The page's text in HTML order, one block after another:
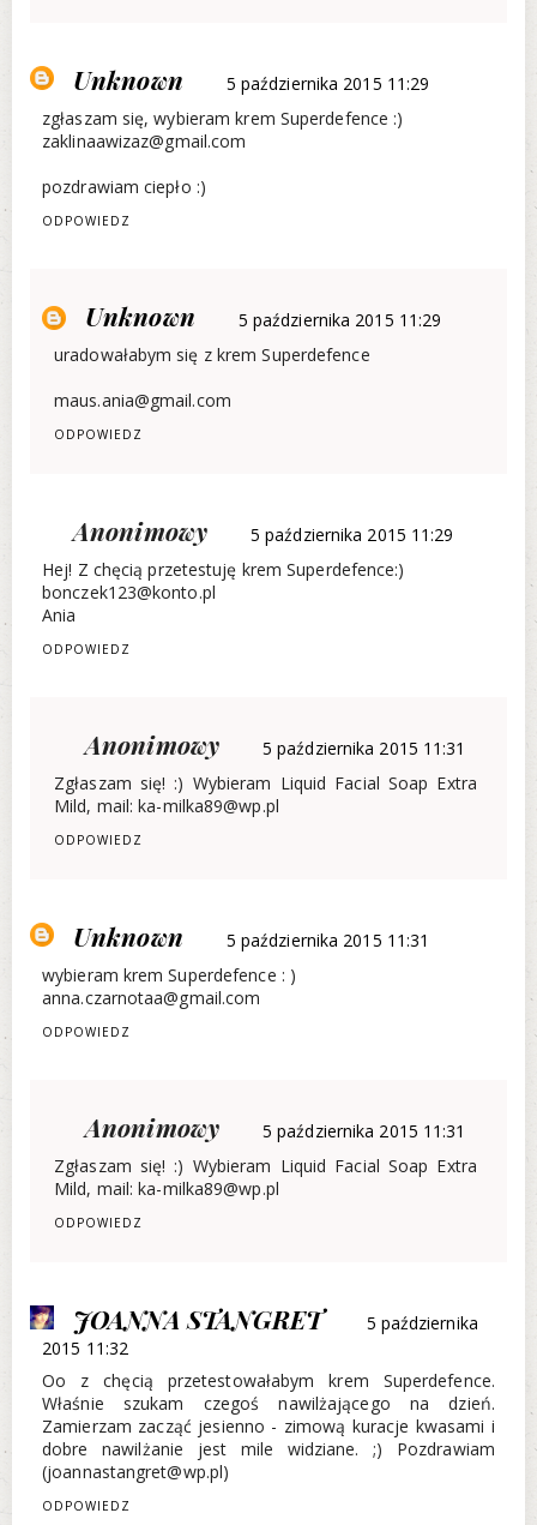
Unknown
5 października 2015 11:29
zgłaszam się, wybieram krem Superdefence :)
zaklinaawizaz@gmail.com
pozdrawiam ciepło :)
ODPOWIEDZ
Unknown
5 października 2015 11:29
uradowałabym się z krem Superdefence
maus.ania@gmail.com
ODPOWIEDZ
Anonimowy
5 października 2015 11:29
Hej! Z chęcią przetestuję krem Superdefence:)
bonczek123@konto.pl
Ania
ODPOWIEDZ
Anonimowy
5 października 2015 11:31
Zgłaszam się! :) Wybieram Liquid Facial Soap Extra
Mild, mail: ka-milka89@wp.pl
ODPOWIEDZ
Unknown
5 października 2015 11:31
wybieram krem Superdefence : )
anna.czarnotaa@gmail.com
ODPOWIEDZ
Anonimowy
5 października 2015 11:31
Zgłaszam się! :) Wybieram Liquid Facial Soap Extra
Mild, mail: ka-milka89@wp.pl
ODPOWIEDZ
JOANNA STANGRET
5 października
2015 11:32
Oo z chęcią przetestowałabym krem Superdefence.
Właśnie szukam czegoś nawilżającego na dzień.
Zamierzam zacząć jesienno - zimową kuracje kwasami i
dobre nawilżanie jest mile widziane. ;) Pozdrawiam
(joannastangret@wp.pl)
ODPOWIEDZ